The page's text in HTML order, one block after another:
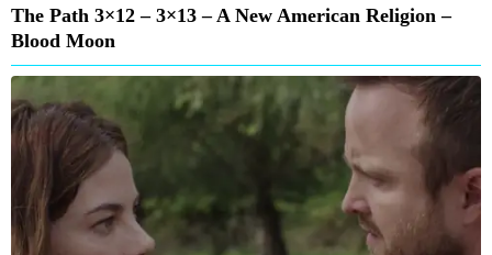
The Path 3×12 – 3×13 – A New American Religion –
Blood Moon